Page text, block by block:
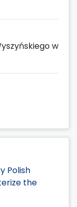
w
Polish
the